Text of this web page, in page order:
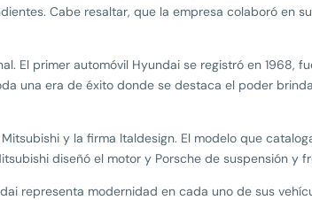
Cabe resaltar, que la empresa colaboró en
El primer automóvil Hyundai se registró en 1968,
una era de éxito donde se destaca el poder
y la firma Italdesign. El modelo que
diseñó el motor y Porsche de suspensión y
representa modernidad en cada uno de sus